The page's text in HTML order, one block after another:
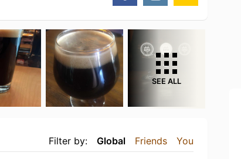
SEE ALL
Filter by: Global Friends You